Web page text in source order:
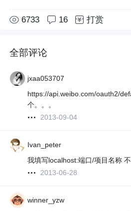
6733 16 打赏
全部评论
jxaa053707
https://api.weibo.com/oauth2/
个。。。
2013-09-04
Ivan_peter
我填写localhost:端口/项目名称
2013-06-28
winner_yzw